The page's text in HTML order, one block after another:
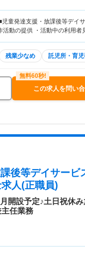
児童発達支援・放課後等デ
活動の提供 ・活動中の利用
残業少なめ 託児所・育
この求人を問い
後等デイサービ
人(正職員)
開設予定♪土日祝休
任業務